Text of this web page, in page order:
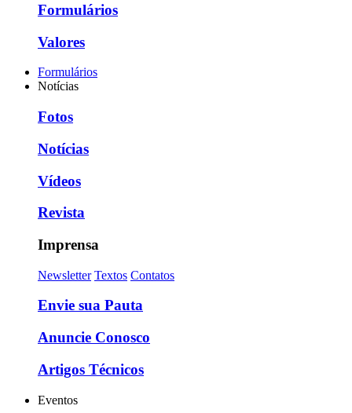
Formulários
Valores
Formulários
Notícias
Fotos
Notícias
Vídeos
Revista
Imprensa
Newsletter Textos Contatos
Envie sua Pauta
Anuncie Conosco
Artigos Técnicos
Eventos